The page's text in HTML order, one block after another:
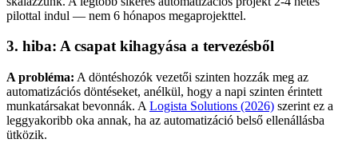
pilottal indul — nem 6 hónapos megaprojekttel.
3. hiba: A csapat kihagyása a tervezésből
A probléma: A döntéshozók vezetői szinten hozzák meg az
automatizációs döntéseket, anélkül, hogy a napi szinten érintett
munkatársakat bevonnák. A Logista Solutions (2026) szerint ez a
leggyakoribb oka annak, ha az automatizáció belső ellenállásba
ütközik.